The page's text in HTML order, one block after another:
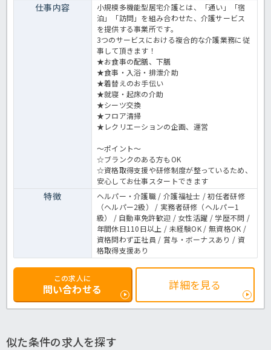
仕事内容
小規模多機能型居宅介護とは、「通い」「宿
泊」「訪問」を組み合わせた、介護サービス
を提供する事業所です。
3つのサービスにおける複合的な介護業務に従
事して頂きます！
★お食事の配膳、下膳
★食事・入浴・排泄介助
★着替えのお手伝い
★就寝・起床の介助
★シーツ交換
★フロア清掃
★レクリエーションの企画、運営
～ポイント～
☆ブランクのある方もOK
☆資格取得支援や研修制度が整っているため、
安心してお仕事スタートできます
特徴
ヘルパー・介護職 / 介護福祉士 / 初任者研修
（ヘルパー2級） / 実務者研修（ヘルパー1
級） / 自動車免許歓迎 / 女性活躍 / 学歴不問 /
年間休日110日以上 / 未経験OK / 無資格OK /
資格問わず正社員 / 賞与・ボーナスあり / 資
格取得支援あり
この求人に
問い合わせる 詳細を見る
似た条件の求人を探す